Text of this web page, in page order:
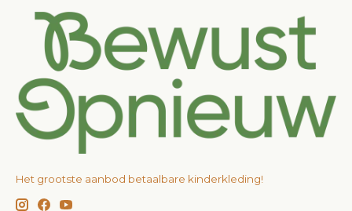
Het grootste aanbod betaalbare kinderkleding!